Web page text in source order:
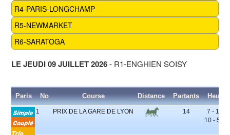
R4-PARIS-LONGCHAMP
R5-NEWMARKET
R6-SARATOGA
LE JEUDI 09 JUILLET 2026- R1-ENGHIEN SOISY
Paris No Course Distance Partants Heure
1 PRIX DE LA GARE DE LYON 14
7 - 12 -
10 - 5 - 3